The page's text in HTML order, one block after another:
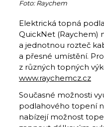
Foto: Raychem
Elektrická topná
QuickNet (Raychem)
a jednotnou rozteč
a přesné umístění.
z různých topných
www.raychemcz.cz
Současné možnosti
podlahového topení
nabízejí možnost